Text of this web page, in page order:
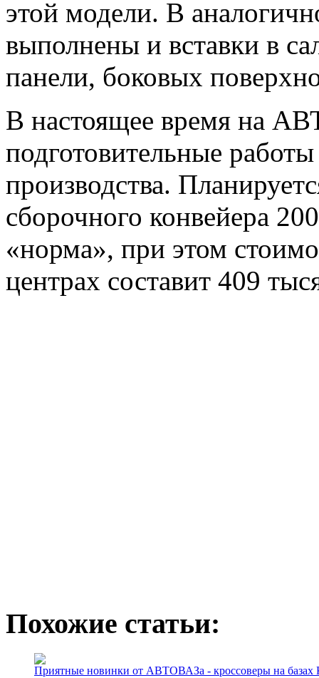
этой модели. В
выполнены и вставки в
панели, боковых
В настоящее время на
подготовительные
производства.
сборочного конвейера
«норма», при этом
центрах составит 409
Похожие статьи:
Приятные новинки от АВТОВАЗа - кроссоверы на базах